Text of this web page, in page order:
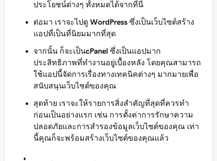
ประโยชน์ต่างๆ ทั้งหมดได้จากที่นี่
ต่อมา เราจะไปดู WordPress ซึ่งเป็นเว็บไซต์สร้าง
แอปที่เป็นที่นิยมมากที่สุด
จากนั้น ก็จะเป็นcPanel ซึ่งเป็นแอปมาก
ประสิทธิภาพที่ทำงานอยู่เบื้องหลัง โดยคุณสามารถ
ใช้แอปนี้จัดการเรื่องทางเทคนิคต่างๆ มากมายเพื่อ
สนับสนุนเว็บไซต์ของคุณ
สุดท้าย เราจะให้รายการสิ่งสำคัญที่สุดที่ควรทำ
ก่อนเป็นอย่างแรก เช่น การตั้งค่าการรักษาความ
ปลอดภัยและการสำรองข้อมูลเว็บไซต์ของคุณ เท่า
นี้คุณก็จะพร้อมสร้างเว็บไซต์ของคุณแล้ว